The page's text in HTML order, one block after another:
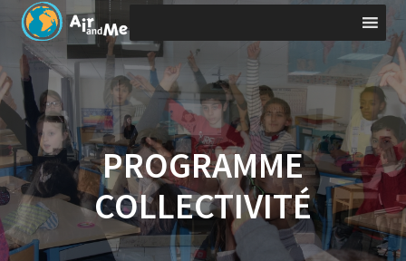
PROGRAMME
COLLECTIVITÉ